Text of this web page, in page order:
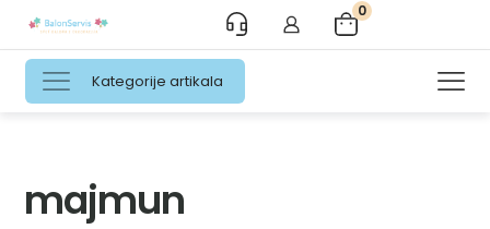
0
Kategorije artikala
majmun